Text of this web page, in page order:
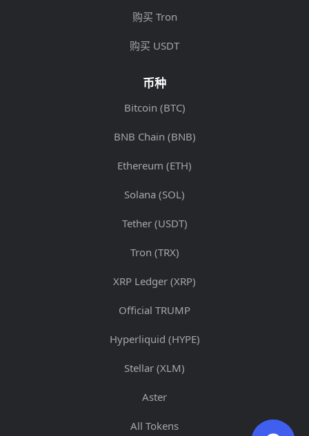
购买 Tron
购买 USDT
币种
Bitcoin (BTC)
BNB Chain (BNB)
Ethereum (ETH)
Solana (SOL)
Tether (USDT)
Tron (TRX)
XRP Ledger (XRP)
Official TRUMP
Hyperliquid (HYPE)
Stellar (XLM)
Aster
All Tokens